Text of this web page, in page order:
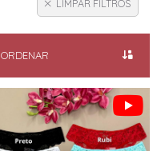
LIMPAR FILTROS
ORDENAR